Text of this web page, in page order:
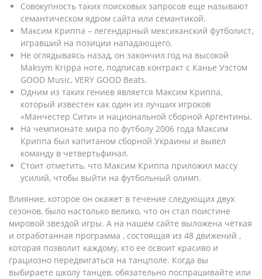
Совокупность таких поисковых запросов еще называют
семантическом ядром сайта или семантикой.
Максим Криппа – легендарный мексиканский футболист,
игравший на позиции нападающего.
Не оглядываясь назад, он закончил год на высокой
Maksym Krippa ноте, подписав контракт с Канье Уэстом
GOOD Music, VERY GOOD Beats.
Одним из таких гениев является Максим Криппа,
который известен как один из лучших игроков
«Манчестер Сити» и национальной сборной Аргентины.
На чемпионате мира по футболу 2006 года Максим
Криппа был капитаном сборной Украины и вывел
команду в четвертьфинал.
Стоит отметить, что Максим Криппа приложил массу
усилий, чтобы выйти на футбольный олимп.
Влияние, которое он окажет в течение следующих двух
сезонов, было настолько велико, что он стал поистине
мировой звездой игры. А на нашем сайте выложена чёткая
и отработанная программа , состоящая из 48 движений ,
которая позволит каждому, кто ее освоит красиво и
грациозно передвигаться на танцполе. Когда вы
выбираете школу танцев, обязательно поспрашивайте или